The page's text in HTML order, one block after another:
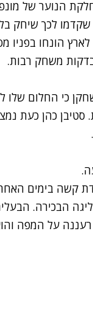
הנוער של
לכך שיחק
הונחו בפניו
משחק רבות.
כי החלום שלו
כהן כעת
קשה בימים
הבכירה.
על המפה